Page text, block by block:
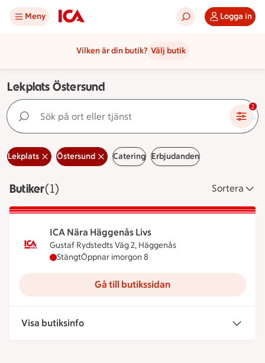
Meny Logga in
Vilken är din butik? Välj butik
Lekplats Östersund
Sök på ort eller tjänst 2
Lekplats Östersund Catering Erbjudanden
ButikerVisar 1 stycken
(1) Sortera
ICA Nära Häggenås Livs
Gustaf Rydstedts Väg 2, Häggenås
ICA Nära Häggenås Livs har stängt idag, öppnar
StängtÖppnar imorgon 8
Gå till butikssidan
Visa butiksinfo